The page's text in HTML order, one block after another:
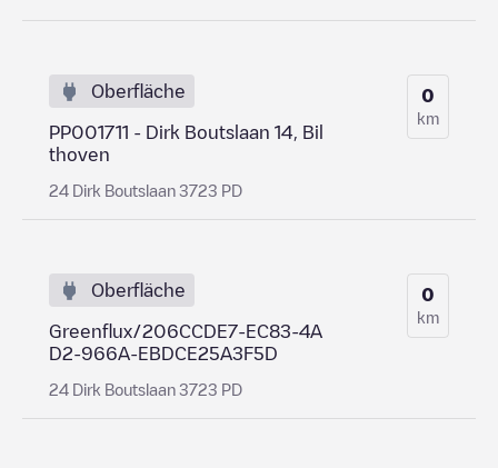
Oberfläche
PP001711 - Dirk Boutslaan 14, Bil
thoven
24 Dirk Boutslaan 3723 PD
0
km
Oberfläche
Greenflux/206CCDE7-EC83-4A
D2-966A-EBDCE25A3F5D
24 Dirk Boutslaan 3723 PD
0
km